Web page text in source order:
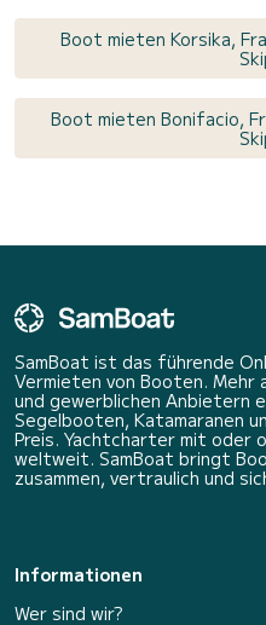
Boot mieten Korsika,
Boot mieten Bonifacio,
SamBoat ist das führende
Vermieten von Booten. Mehr
und gewerblichen Anbietern
Segelbooten, Katamaranen
Preis. Yachtcharter mit oder
weltweit. SamBoat bringt
zusammen, vertraulich und
Informationen
Wer sind wir?